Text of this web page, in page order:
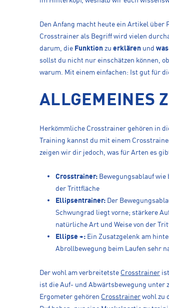
Den Anfang macht heute ein Artikel über
Crosstrainer als Begriff wird vielen
darum, die Funktion zu erklären und
sollst du nicht nur einschätzen können,
warum. Mit einem einfachen: Ist gut für
ALLGEMEINES
Herkömmliche Cross­trainer gehören in
Training kannst du mit einem
zeigen wir dir jedoch, was für Arten es
Crosstrainer: Bewegungs­ablauf
der Trittfläche
Ellipsentrainer: Der
Schwungrad liegt vorne; stärkere
natürliche Art und Weise von der
Ellipse +: Ein Zusatzgelenk am
Abrollbewegung beim Laufen sehr
Der wohl am verbreitetste Crosstrainer
ist die Auf- und Abwärtsbewegung unter
Ergometer gehören Crosstrainer wohl zu